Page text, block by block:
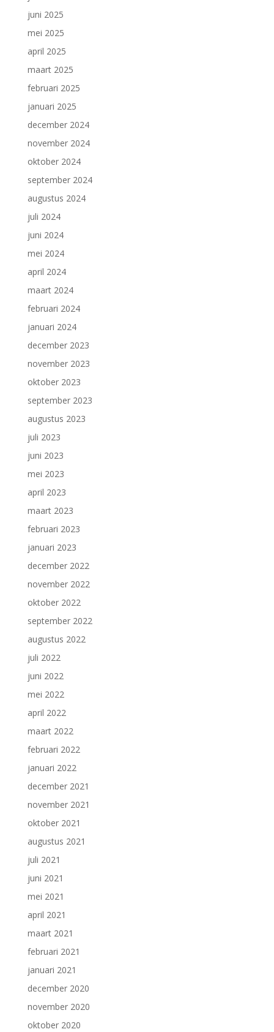
juni 2025
mei 2025
april 2025
maart 2025
februari 2025
januari 2025
december 2024
november 2024
oktober 2024
september 2024
augustus 2024
juli 2024
juni 2024
mei 2024
april 2024
maart 2024
februari 2024
januari 2024
december 2023
november 2023
oktober 2023
september 2023
augustus 2023
juli 2023
juni 2023
mei 2023
april 2023
maart 2023
februari 2023
januari 2023
december 2022
november 2022
oktober 2022
september 2022
augustus 2022
juli 2022
juni 2022
mei 2022
april 2022
maart 2022
februari 2022
januari 2022
december 2021
november 2021
oktober 2021
augustus 2021
juli 2021
juni 2021
mei 2021
april 2021
maart 2021
februari 2021
januari 2021
december 2020
november 2020
oktober 2020